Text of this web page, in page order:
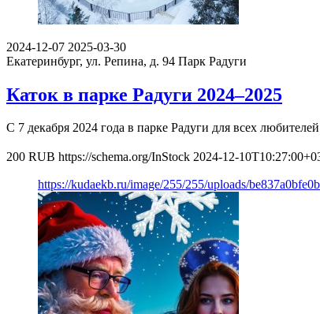
2024-12-07 2025-03-30
Екатеринбург, ул. Репина, д. 94 Парк Радуги
Каток в парке Радуги 2024–2025
С 7 декабря 2024 года в парке Радуги для всех
200 RUB https://schema.org/InStock 2024-12-
https://kudaekb.ru/image/255/255/uploads/